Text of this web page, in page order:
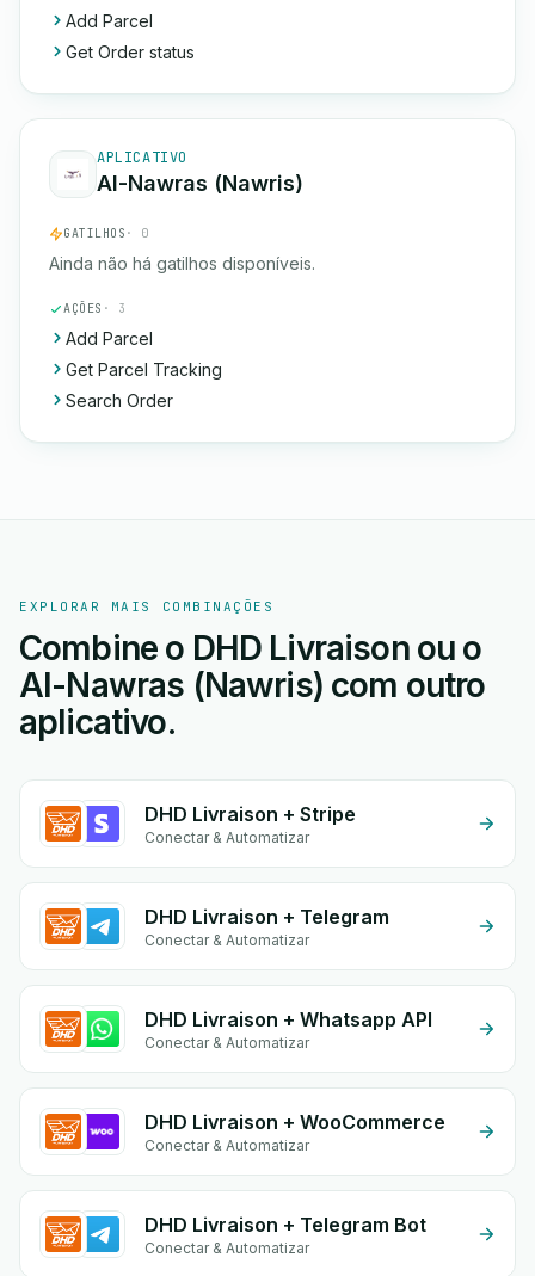
Add Parcel
Get Order status
APLICATIVO
Al-Nawras (Nawris)
GATILHOS · 0
Ainda não há gatilhos disponíveis.
AÇÕES · 3
Add Parcel
Get Parcel Tracking
Search Order
EXPLORAR MAIS COMBINAÇÕES
Combine o DHD Livraison ou o
Al-Nawras (Nawris) com outro
aplicativo.
DHD Livraison + Stripe
Conectar & Automatizar
DHD Livraison + Telegram
Conectar & Automatizar
DHD Livraison + Whatsapp API
Conectar & Automatizar
DHD Livraison + WooCommerce
Conectar & Automatizar
DHD Livraison + Telegram Bot
Conectar & Automatizar